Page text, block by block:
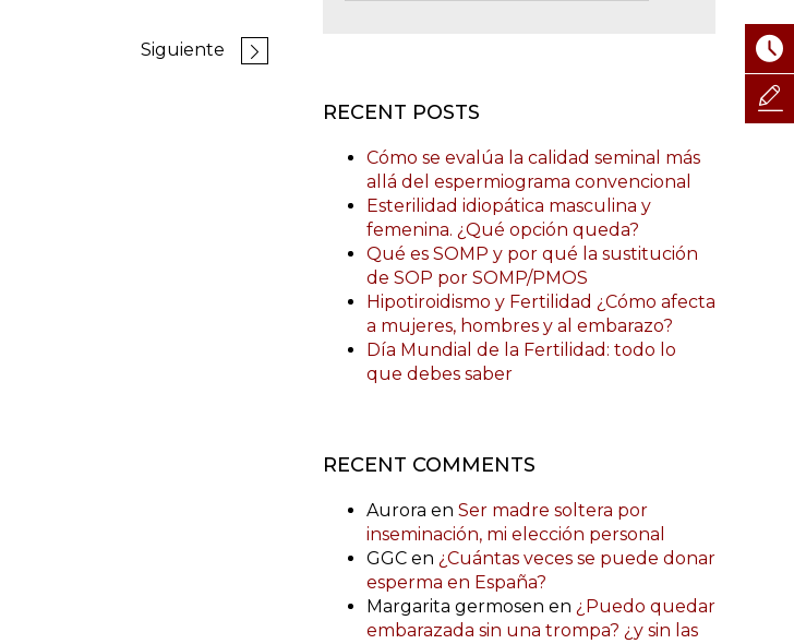
Siguiente
RECENT POSTS
Cómo se evalúa la calidad seminal más
allá del espermiograma convencional
Esterilidad idiopática masculina y
femenina. ¿Qué opción queda?
Qué es SOMP y por qué la sustitución
de SOP por SOMP/PMOS
Hipotiroidismo y Fertilidad ¿Cómo afecta
a mujeres, hombres y al embarazo?
Día Mundial de la Fertilidad: todo lo
que debes saber
RECENT COMMENTS
Aurora en Ser madre soltera por
inseminación, mi elección personal
GGC en ¿Cuántas veces se puede donar
esperma en España?
Margarita germosen en ¿Puedo quedar
embarazada sin una trompa? ¿y sin las